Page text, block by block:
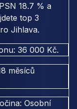
18.7 % a
top 3
Jihlava.
36 000 Kč.
měsíců
Osobní